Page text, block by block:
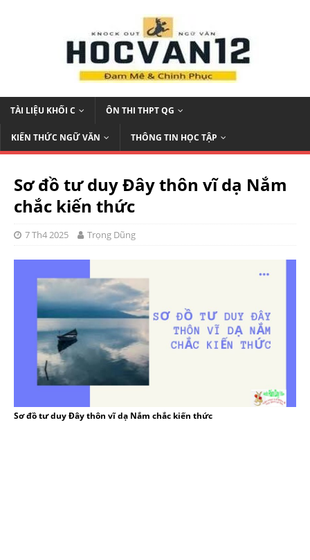
TÀI LIỆU KHỐI C ÔN THI THPT QG
KIẾN THỨC NGỮ VĂN THÔNG TIN HỌC TẬP
Sơ đồ tư duy Đây thôn vĩ dạ Nắm
chắc kiến thức
7 Th4 2025 Trọng Dũng
Sơ đồ tư duy Đây thôn vĩ dạ Nắm chắc kiến thức